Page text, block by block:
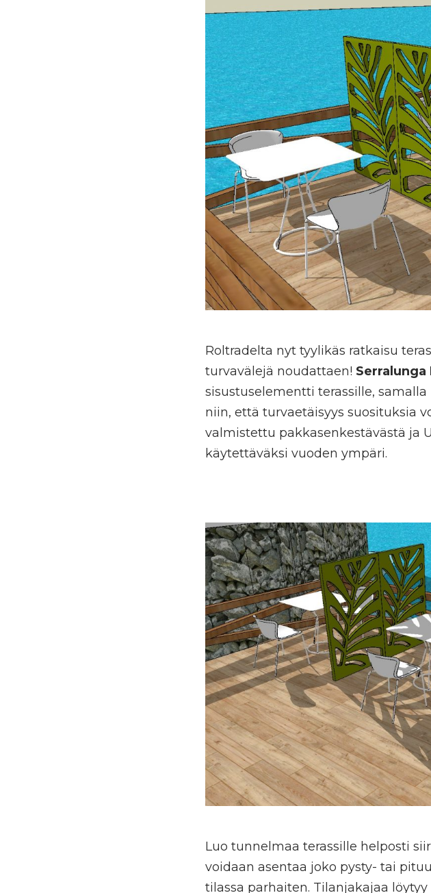
Roltradelta nyt tyylikäs ratkaisu
turvavälejä noudattaen!
sisustuselementti terassille,
niin, että turvaetäisyys suosituksia
valmistettu pakkasenkestävästä ja
käytettäväksi vuoden ympäri.
Luo tunnelmaa terassille helposti
voidaan asentaa joko pysty- tai
tilassa parhaiten. Tilanjakajaa